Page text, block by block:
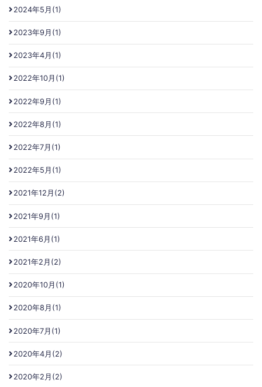
2024年5月(1)
2023年9月(1)
2023年4月(1)
2022年10月(1)
2022年9月(1)
2022年8月(1)
2022年7月(1)
2022年5月(1)
2021年12月(2)
2021年9月(1)
2021年6月(1)
2021年2月(2)
2020年10月(1)
2020年8月(1)
2020年7月(1)
2020年4月(2)
2020年2月(2)